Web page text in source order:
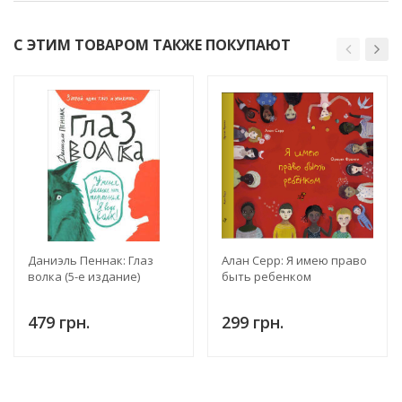
С ЭТИМ ТОВАРОМ ТАКЖЕ ПОКУПАЮТ
Даниэль Пеннак: Глаз
волка (5-е издание)
479 грн.
Алан Серр: Я имею право
быть ребенком
299 грн.